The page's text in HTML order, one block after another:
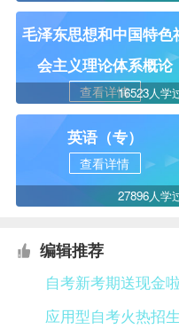
毛泽东思想和中国特色
会主义理论体系概论
查看详情16523人学
英语（专）
查看详情
27896人学
编辑推荐
自考新考期送现金
应用型自考火热招